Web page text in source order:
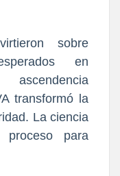
sobre
en
transformó la
La ciencia
para